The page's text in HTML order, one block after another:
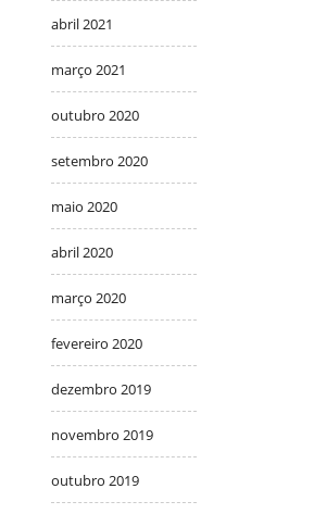
abril 2021
março 2021
outubro 2020
setembro 2020
maio 2020
abril 2020
março 2020
fevereiro 2020
dezembro 2019
novembro 2019
outubro 2019